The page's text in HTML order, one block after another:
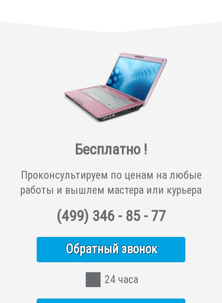
Бесплатно !
Проконсультируем по ценам на любые
работы и вышлем мастера или курьера
(499) 346 - 85 - 77
Обратный звонок
24 часа